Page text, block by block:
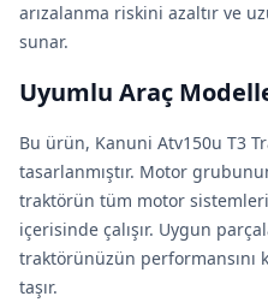
arızalanma riskini azaltır ve
sunar.
Uyumlu Araç
Bu ürün, Kanuni Atv150u T3
tasarlanmıştır. Motor
traktörün tüm motor
içerisinde çalışır. Uygun
traktörünüzün performansını
taşır.